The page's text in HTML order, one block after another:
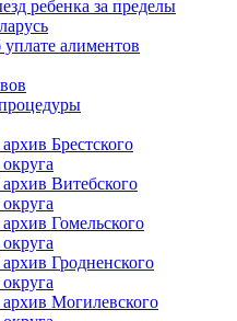
ребенка за пределы
алиментов
Брестского
Витебского
Гомельского
Гродненского
Могилевского